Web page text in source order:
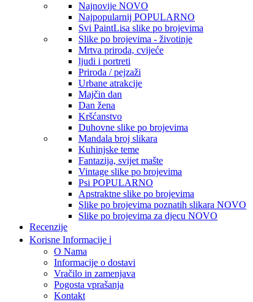
Najnovije NOVO
Najpopularnij POPULARNO
Svi PaintLisa slike po brojevima
Slike po brojevima - životinje
Mrtva priroda, cvijeće
ljudi i portreti
Priroda / pejzaži
Urbane atrakcije
Majčin dan
Dan žena
Kršćanstvo
Duhovne slike po brojevima
Mandala broj slikara
Kuhinjske teme
Fantazija, svijet mašte
Vintage slike po brojevima
Psi POPULARNO
Apstraktne slike po brojevima
Slike po brojevima poznatih slikara NOVO
Slike po brojevima za djecu NOVO
Recenzije
Korisne Informacije ℹ️
O Nama
Informacije o dostavi
Vračilo in zamenjava
Pogosta vprašanja
Kontakt